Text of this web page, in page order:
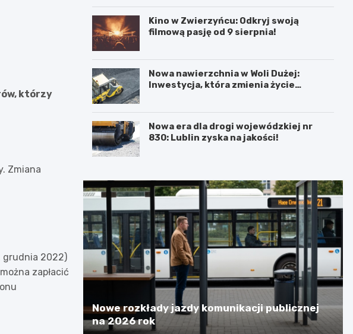
którzy
Zmiana
grudnia 2022)
zapłacić
Kino w Zwierzyńcu: Odkryj swoją
filmową pasję od 9 sierpnia!
Nowa nawierzchnia w Woli Dużej:
Inwestycja, która zmienia życie
Nowa era dla drogi wojewódzkiej nr
830: Lublin zyska na jakości!
Nowe rozkłady jazdy komunikacji publicznej
na 2026 rok